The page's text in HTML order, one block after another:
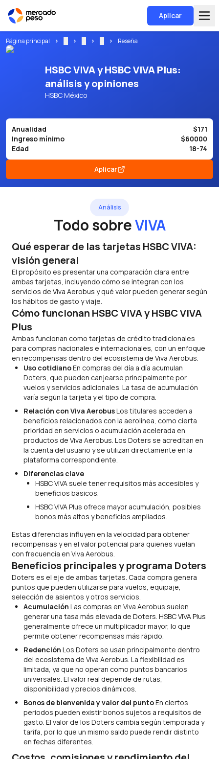
Aplicar
Página principal Reseña
HSBC VIVA y HSBC VIVA Plus:
análisis y opiniones
HSBC México
Anualidad
$171
Ingreso mínimo
$60000
Edad
18-74
Aplicar
Análisis
Todo sobreVIVA
Qué esperar de las tarjetas HSBC VIVA:
visión general
El propósito es presentar una comparación clara entre
ambas tarjetas, incluyendo cómo se integran con los
servicios de Viva Aerobus y qué valor pueden generar según
los hábitos de gasto y viaje.
Cómo funcionan HSBC VIVA y HSBC VIVA
Plus
Ambas funcionan como tarjetas de crédito tradicionales
para compras nacionales e internacionales, con un enfoque
en recompensas dentro del ecosistema de Viva Aerobus.
Uso cotidianoEn compras del día a día acumulan
Doters, que pueden canjearse principalmente por
vuelos y servicios adicionales. La tasa de acumulación
varía según la tarjeta y el tipo de compra.
Relación con Viva AerobusLos titulares acceden a
beneficios relacionados con la aerolínea, como cierta
prioridad en servicios o acumulación acelerada en
productos de Viva Aerobus. Los Doters se acreditan en
la cuenta del usuario y se utilizan directamente en la
plataforma correspondiente.
Diferencias clave
HSBC VIVA suele tener requisitos más accesibles y
beneficios básicos.
HSBC VIVA Plus ofrece mayor acumulación, posibles
bonos más altos y beneficios ampliados.
Estas diferencias influyen en la velocidad para obtener
recompensas y en el valor potencial para quienes vuelan
con frecuencia en Viva Aerobus.
Beneficios principales y programa Doters
Doters es el eje de ambas tarjetas. Cada compra genera
puntos que pueden utilizarse para vuelos, equipaje,
selección de asientos y otros servicios.
Acumulación Las compras en Viva Aerobus suelen
generar una tasa más elevada de Doters. HSBC VIVA Plus
generalmente ofrece un multiplicador mayor, lo que
permite obtener recompensas más rápido.
Redención Los Doters se usan principalmente dentro
del ecosistema de Viva Aerobus. La flexibilidad es
limitada, ya que no operan como puntos bancarios
universales. El valor real depende de rutas,
disponibilidad y precios dinámicos.
Bonos de bienvenida y valor del puntoEn ciertos
periodos pueden existir bonos sujetos a requisitos de
gasto. El valor de los Doters cambia según temporada y
tarifa, por lo que un mismo saldo puede rendir distinto
en fechas diferentes.